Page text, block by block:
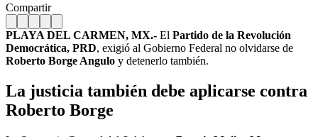
Compartir
PLAYA DEL CARMEN, MX.- El Partido de la Revolución
Democrática, PRD, exigió al Gobierno Federal no olvidarse de
Roberto Borge Angulo y detenerlo también.
La justicia también debe aplicarse contra
Roberto Borge